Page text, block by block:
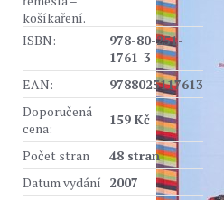
košíkaření.
ISBN:
978-80-251-
1761-3
EAN:
9788025117613
Doporučená
cena:
159 Kč
Počet stran
48 stran
Datum vydání 2007